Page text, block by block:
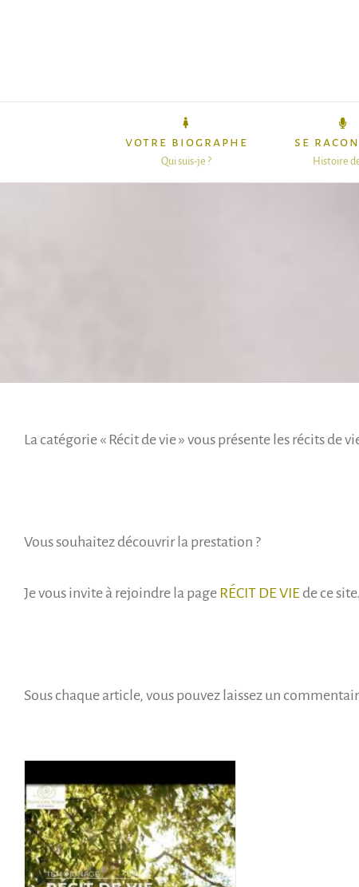
votre biographe
Qui suis-je ?
se
Histoire
La catégorie « Récit de vie » vous présente les récits de
Vous souhaitez découvrir la prestation ?
Je vous invite à rejoindre la page RÉCIT DE VIE de ce site.
Sous chaque article, vous pouvez laissez un
Le récit de vie :
témoignage